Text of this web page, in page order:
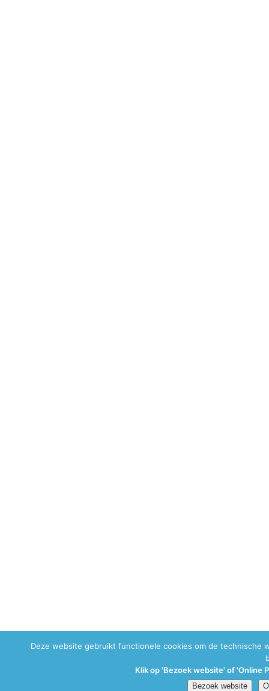
Deze website gebruikt functionele cookies om de technische
Klik op 'Bezoek website' of 'Online
Bezoek website